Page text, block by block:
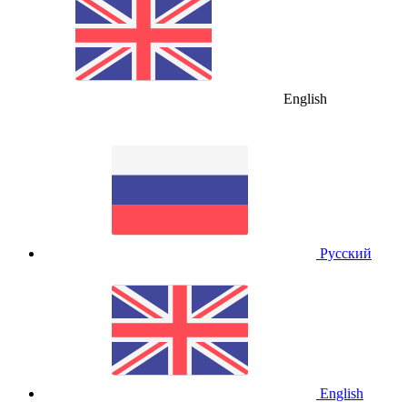
English
Русский
English